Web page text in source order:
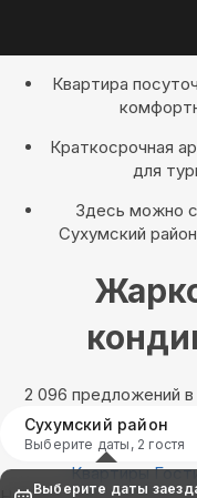
Квартира
Краткосрочная
для
Здесь можно
Сухумский
2 096 предложений
Сухумский район
Выберите даты, 2 гостя
Квартиры
Выберите даты